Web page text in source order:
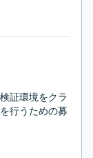
証環境をクラ
行うための募